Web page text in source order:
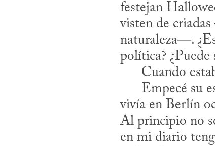
festejan
visten de
naturaleza—.
política? ¿Puede
vivía en Ber­lín
Al principio no
en mi diario